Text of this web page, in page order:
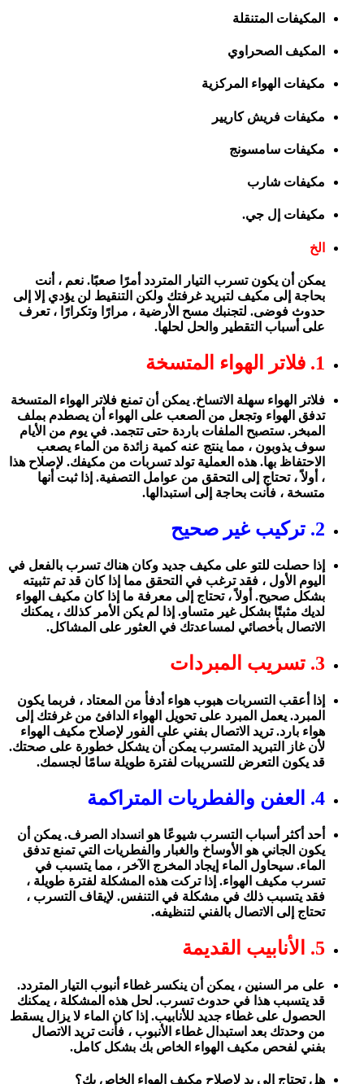
المكيفات المتنقلة
المكيف الصحراوي
مكيفات الهواء المركزية
مكيفات فريش كاريير
مكيفات سامسونج
مكيفات شارب
مكيفات إل جي.
الخ
يمكن أن يكون تسرب التيار المتردد أمرًا صعبًا. نعم ، أنت
بحاجة إلى مكيف لتبريد غرفتك ولكن التنقيط لن يؤدي إلا إلى
حدوث فوضى. لتجنبك مسح الأرضية ، مرارًا وتكرارًا ، تعرف
على أسباب التقطير والحل لحلها.
1. فلاتر الهواء المتسخة
فلاتر الهواء سهلة الاتساخ. يمكن أن تمنع فلاتر الهواء المتسخة
تدفق الهواء وتجعل من الصعب على الهواء أن يصطدم بملف
المبخر. ستصبح الملفات باردة حتى تتجمد. في يوم من الأيام
سوف يذوبون ، مما ينتج عنه كمية زائدة من الماء يصعب
الاحتفاظ بها. هذه العملية تولد تسربات من مكيفك. لإصلاح هذا
، أولاً ، تحتاج إلى التحقق من عوامل التصفية. إذا ثبت أنها
متسخة ، فأنت بحاجة إلى استبدالها.
2. تركيب غير صحيح
إذا حصلت للتو على مكيف جديد وكان هناك تسرب بالفعل في
اليوم الأول ، فقد ترغب في التحقق مما إذا كان قد تم تثبيته
بشكل صحيح. أولاً ، تحتاج إلى معرفة ما إذا كان مكيف الهواء
لديك مثبتًا بشكل غير متساو. إذا لم يكن الأمر كذلك ، يمكنك
الاتصال بأخصائي لمساعدتك في العثور على المشاكل.
3. تسريب المبردات
إذا أعقب التسربات هبوب هواء أدفأ من المعتاد ، فربما يكون
المبرد. يعمل المبرد على تحويل الهواء الدافئ من غرفتك إلى
هواء بارد. تريد الاتصال بفني على الفور لإصلاح مكيف الهواء
لأن غاز التبريد المتسرب يمكن أن يشكل خطورة على صحتك.
قد يكون التعرض للتسريبات لفترة طويلة سامًا لجسمك.
4. العفن والفطريات المتراكمة
أحد أكثر أسباب التسرب شيوعًا هو انسداد الصرف. يمكن أن
يكون الجاني هو الأوساخ والغبار والفطريات التي تمنع تدفق
الماء. سيحاول الماء إيجاد المخرج الآخر ، مما يتسبب في
تسرب مكيف الهواء. إذا تركت هذه المشكلة لفترة طويلة ،
فقد يتسبب ذلك في مشكلة في التنفس. لإيقاف التسرب ،
تحتاج إلى الاتصال بالفني لتنظيفه.
5. الأنابيب القديمة
على مر السنين ، يمكن أن ينكسر غطاء أنبوب التيار المتردد.
قد يتسبب هذا في حدوث تسرب. لحل هذه المشكلة ، يمكنك
الحصول على غطاء جديد للأنابيب. إذا كان الماء لا يزال يسقط
من وحدتك بعد استبدال غطاء الأنبوب ، فأنت تريد الاتصال
بفني لفحص مكيف الهواء الخاص بك بشكل كامل.
هل تحتاج إلى يد لإصلاح مكيف الهواء الخاص بك؟